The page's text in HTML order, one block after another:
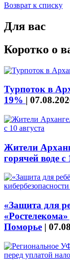
Возврат к списку
Для вас
Коротко о
Турпоток в
19% |
Жители
горячей воде с
«Защита для
Поморье |